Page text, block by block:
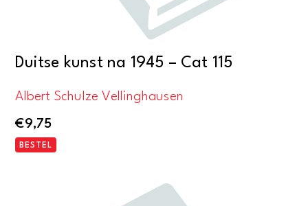
Duitse kunst na 1945 – Cat 115
Albert Schulze Vellinghausen
€9,75
BESTEL